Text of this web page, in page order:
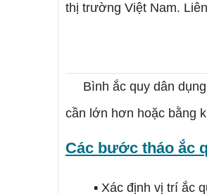
thị trường Việt Nam.
Bình ắc quy dân dụng
cần lớn hơn hoặc bằng
Các bước tháo ắc
▪ Xác định vị trí ắc